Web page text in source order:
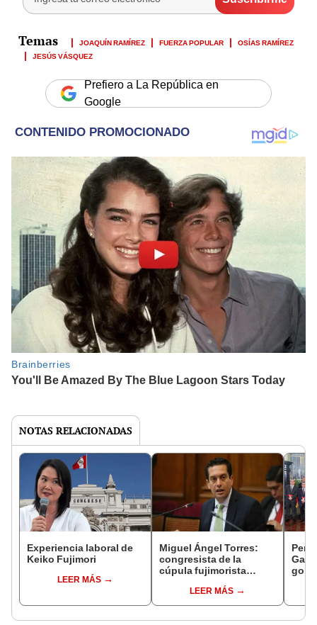
JOAQUÍN RAMÍREZ FUERZA POPULAR
OSÍAS RAMÍREZ
JESÚS VÁSQUEZ
Prefiero a La República en
Google
NOTAS RELACIONADAS
Experiencia laboral de
Keiko Fujimori
LEER MÁS
Miguel Ángel Torres:
congresista de la
cúpula fujimorista
del SenadoLEER MÁS